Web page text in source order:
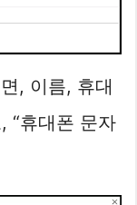
, 이름, 휴대
“휴대폰 문자